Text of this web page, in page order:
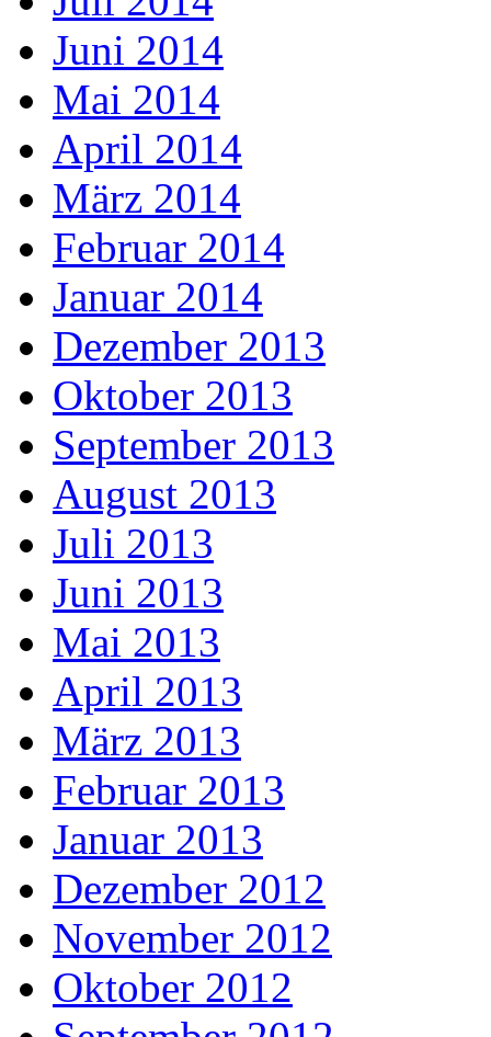
Juni 2014
Mai 2014
April 2014
März 2014
Februar 2014
Januar 2014
Dezember 2013
Oktober 2013
September 2013
August 2013
Juli 2013
Juni 2013
Mai 2013
April 2013
März 2013
Februar 2013
Januar 2013
Dezember 2012
November 2012
Oktober 2012